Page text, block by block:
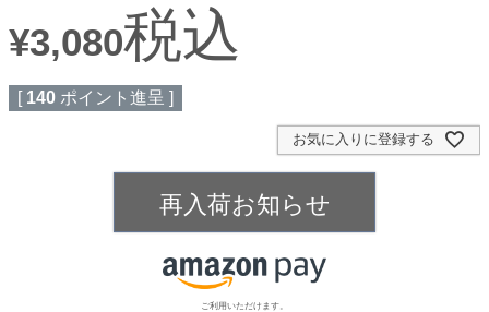
¥3,080税込
[ 140 ポイント進呈 ]
お気に入りに登録する
再入荷お知らせ
ご利用いただけます。